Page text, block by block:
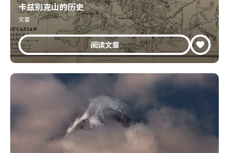
卡兹别克山的历史
文章
阅读文章